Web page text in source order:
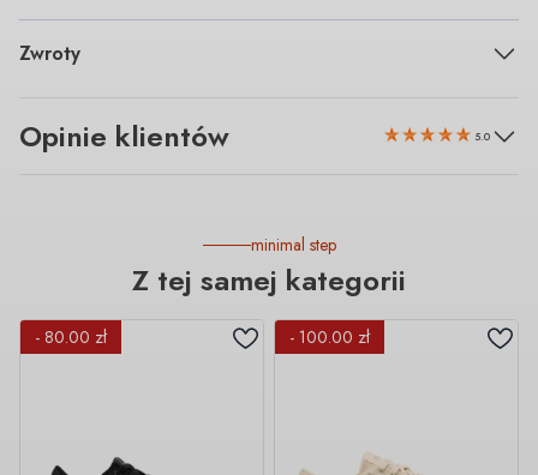
Zwroty
Opinie klientów 5.0
minimal step
Z tej samej kategorii
- 80.00 zł - 100.00 zł